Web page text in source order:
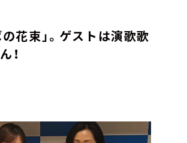
花束」。ゲストは演歌歌
！